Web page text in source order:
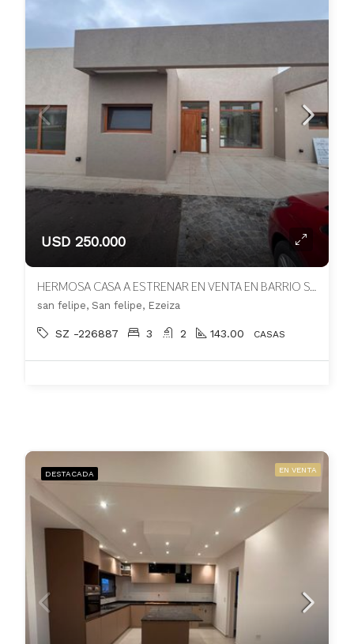
USD 250.000
HERMOSA CASA A ESTRENAR EN VENTA EN BARRIO SAN FELIPE
san felipe, San felipe, Ezeiza
SZ -226887 3 2 143.00 CASAS
DESTACADA EN VENTA